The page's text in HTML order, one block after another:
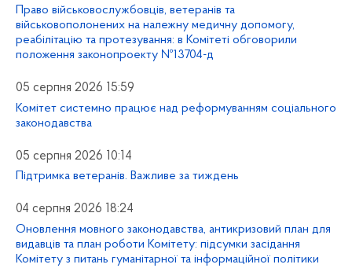
Право військовослужбовців, ветеранів та
військовополонених на належну медичну допомогу,
реабілітацію та протезування: в Комітеті обговорили
положення законопроекту №13704-д
05 серпня 2026 15:59
Комітет системно працює над реформуванням соціального
законодавства
05 серпня 2026 10:14
Підтримка ветеранів. Важливе за тиждень
04 серпня 2026 18:24
Оновлення мовного законодавства, антикризовий план для
видавців та план роботи Комітету: підсумки засідання
Комітету з питань гуманітарної та інформаційної політики